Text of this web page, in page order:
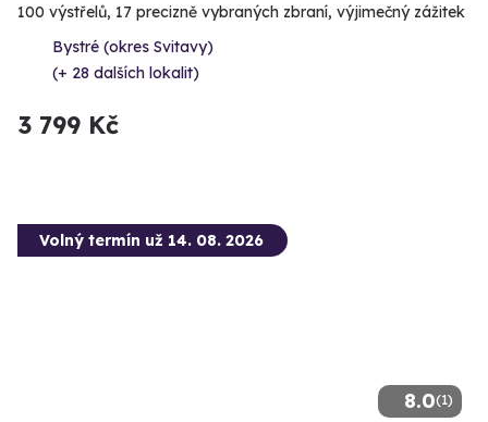
100 výstřelů, 17 precizně vybraných zbraní, výjimečný zážitek
Bystré (okres Svitavy)
(+ 28 dalších lokalit)
3 799 Kč
8.0(1)
Volný termín už 14. 08. 2026